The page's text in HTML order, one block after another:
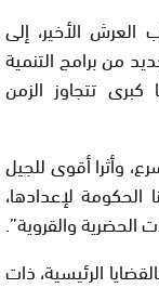
الأخير، إلى
من برامج التنمية
كبرى تتجاوز الزمن
وأثرا أقوى للجيل
الحكومة لإعدادها،
الحضرية والقروية”.
الرئيسية، ذات